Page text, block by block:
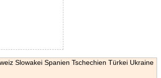
Slowakei Spanien Tschechien Türkei Ukraine